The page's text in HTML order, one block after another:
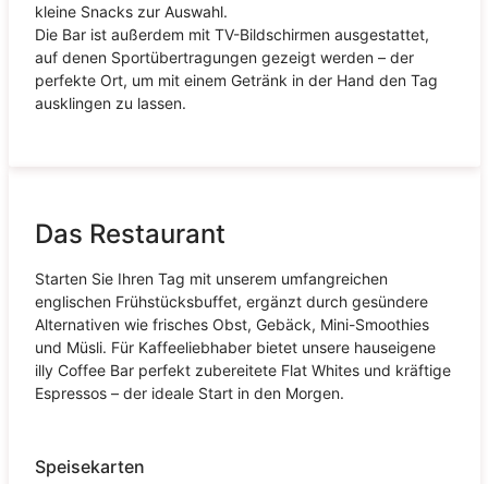
kleine Snacks zur Auswahl.
Die Bar ist außerdem mit TV-Bildschirmen ausgestattet,
auf denen Sportübertragungen gezeigt werden – der
perfekte Ort, um mit einem Getränk in der Hand den Tag
ausklingen zu lassen.
Das Restaurant
Starten Sie Ihren Tag mit unserem umfangreichen
englischen Frühstücksbuffet, ergänzt durch gesündere
Alternativen wie frisches Obst, Gebäck, Mini-Smoothies
und Müsli. Für Kaffeeliebhaber bietet unsere hauseigene
illy Coffee Bar perfekt zubereitete Flat Whites und kräftige
Espressos – der ideale Start in den Morgen.
Speisekarten